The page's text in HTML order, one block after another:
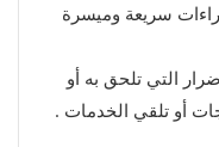
سريعة وميسرة
التي تلحق به أو
أو تلقي الخدمات .